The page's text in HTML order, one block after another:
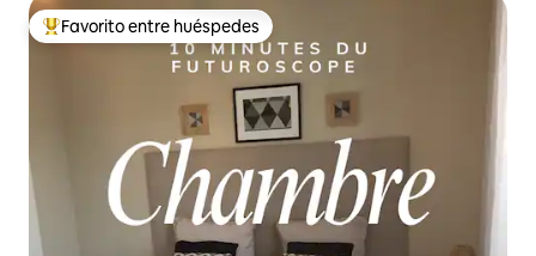
Favorito entre huéspedes preferido
Favorito entre huéspedes